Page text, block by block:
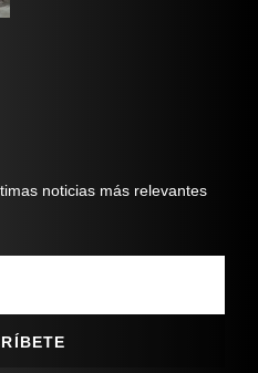
noticias más relevantes